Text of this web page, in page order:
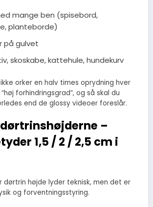
mange ben (spisebord,
planteborde)
på gulvet
skoskabe, kattehule, hundekurv
orker en halv times oprydning hver
forhindringsgrad”, og så skal du
end de glossy videoer foreslår.
–
1,5 / 2 / 2,5 cm i
dørtrin højde lyder teknisk, men det er
og forventningsstyring.